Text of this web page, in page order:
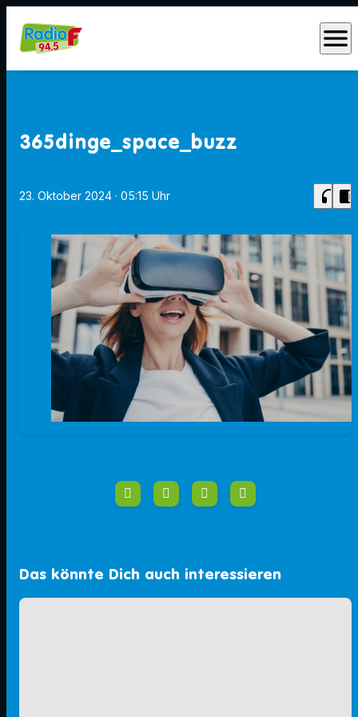
menu
365dinge_space_buzz
23. Oktober 2024 · 05:15 Uhr headphones chrome_reader_mode
Das könnte Dich auch interessieren